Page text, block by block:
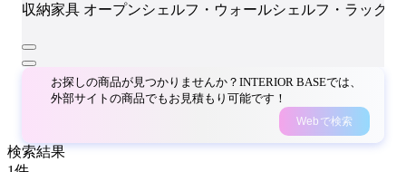
収納家具 オープンシェルフ・ウォールシェルフ・ラック
お探しの商品が見つかりませんか？INTERIOR BASEでは、
外部サイトの商品でもお見積もり可能です！
Webで検索
検索結果